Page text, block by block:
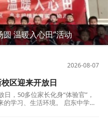
温暖入心田”活动
2026-08-07
区迎来开放日
，50多位家长化身“体验官”，
学习、生活环境。 启东中学新